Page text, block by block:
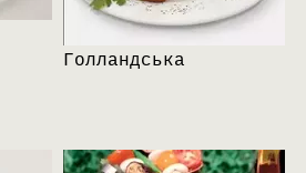
Голландська